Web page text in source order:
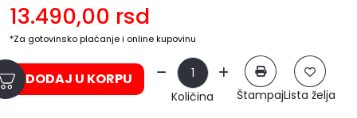
13.490,00 rsd
*Za gotovinsko plaćanje i online kupovinu
DODAJ U KORPU
Količina ŠtampajLista želja